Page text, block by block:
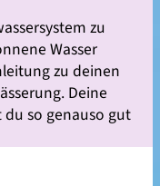
zu
Wasser
zu deinen
Deine
du so genauso gut